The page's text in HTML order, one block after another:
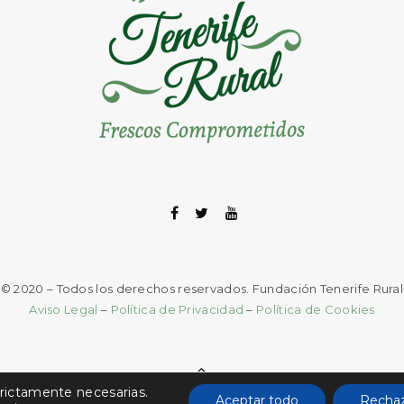
© 2020 – Todos los derechos reservados. Fundación Tenerife Rural
Aviso Legal – Política de Privacidad – Política de Cookies
REGRESAR
ARRIBA
necesarias.
Aceptar todo